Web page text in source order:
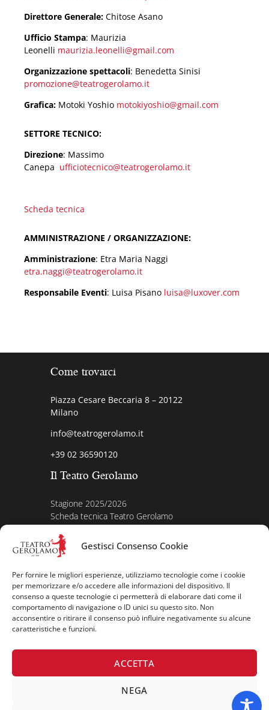
Gestisci Consenso Cookie
Per fornire le migliori esperienze, utilizziamo tecnologie come i cookie
per memorizzare e/o accedere alle informazioni del dispositivo. Il
consenso a queste tecnologie ci permetterà di elaborare dati come il
comportamento di navigazione o ID unici su questo sito. Non
acconsentire o ritirare il consenso può influire negativamente su alcune
caratteristiche e funzioni.
ACCETTA
NEGA
Direttore Generale: Chitose Asano
Ufficio Stampa: Maurizia
Leonelli maurizia.leonelli@gmail.com
Organizzazione spettacoli: Benedetta Sinisi
promozione@teatrogerolamo.it
Grafica: Motoki Yoshio motokiyoshio@gmail.com
SETTORE TECNICO:
Direzione: Massimo
Canepa ufficiotecnico@teatrogerolamo.it
Scheda tecnica
AMMINISTRAZIONE / ORGANIZZAZIONE:
Amministrazione: Etra Maria Naggi
etra.naggi@teatrogerolamo.it
Responsabile Eventi: Luisa Pisano luisa@luxover.com
Come trovarci
Piazza Cesare Beccaria 8 – 20122
Milano
info@teatrogerolamo.it
+39 02 36590120
Il Teatro Gerolamo
Stagione 2025/2026
Scheda tecnica Teatro Gerolamo
Biografia Direttore
Acquista i biglietti
La nostra storia
Area legale
Contatti
Privacy Policy